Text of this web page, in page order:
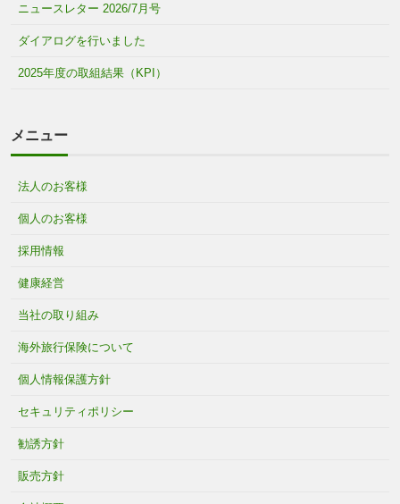
ニュースレター 2026/7月号
ダイアログを行いました
2025年度の取組結果（KPI）
メニュー
法人のお客様
個人のお客様
採用情報
健康経営
当社の取り組み
海外旅行保険について
個人情報保護方針
セキュリティポリシー
勧誘方針
販売方針